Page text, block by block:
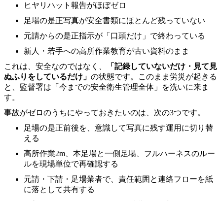
ヒヤリハット報告がほぼゼロ
足場の是正写真が安全書類にほとんど残っていない
元請からの是正指示が「口頭だけ」で終わっている
新人・若手への高所作業教育が古い資料のまま
これは、安全なのではなく、
「記録していないだけ・見て見
ぬふりをしているだけ」 の状態です。このまま労災が起きる
と、監督署は「今までの安全衛生管理全体」を洗いに来ま
す。
事故がゼロのうちにやっておきたいのは、次の3つです。
足場の是正前後を、意識して写真に残す運用に切り替
える
高所作業2m、本足場と一側足場、フルハーネスのルー
ルを現場単位で再確認する
元請・下請・足場業者で、責任範囲と連絡フローを紙
に落として共有する